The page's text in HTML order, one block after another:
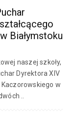
Białymstoku
naszej szkoły,
Dyrektora XIV
w
..